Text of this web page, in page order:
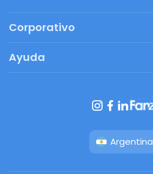
Corporativo
Regalos originales
Ayuda
Botón de arrepentimiento
Argentina